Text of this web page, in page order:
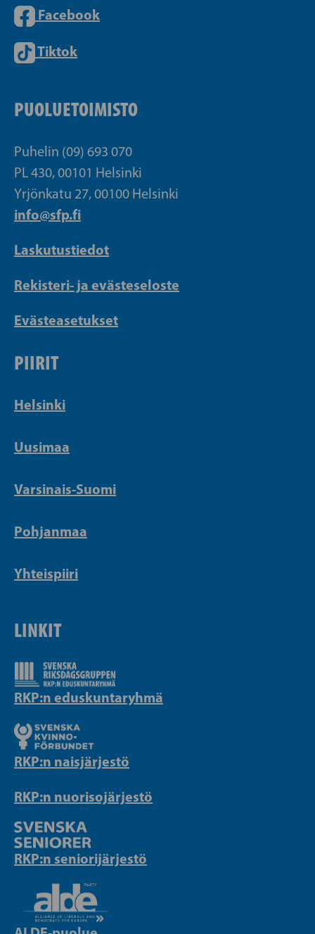
Facebook
Tiktok
PUOLUETOIMISTO
Puhelin (09) 693 070
PL 430, 00101 Helsinki
Yrjönkatu 27, 00100 Helsinki
info@sfp.fi
Laskutustiedot
Rekisteri- ja evästeseloste
Evästeasetukset
PIIRIT
Helsinki
Uusimaa
Varsinais-Suomi
Pohjanmaa
Yhteispiiri
LINKIT
RKP:n eduskuntaryhmä
RKP:n naisjärjestö
RKP:n nuorisojärjestö
RKP:n seniorijärjestö